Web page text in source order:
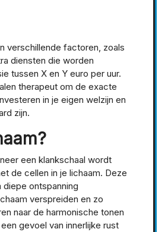
verschillende factoren, zoals
diensten die worden
tussen X en Y euro per uur.
therapeut om de exacte
in je eigen welzijn en
zijn.
een klankschaal wordt
de cellen in je lichaam. Deze
ontspanning
verspreiden en zo
naar de harmonische tonen
gevoel van innerlijke rust